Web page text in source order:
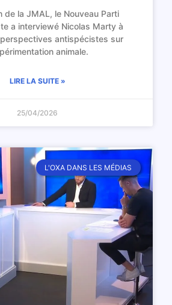
de la JMAL, le Nouveau Parti
a interviewé Nicolas Marty à
antispécistes sur
animale.
LIRE LA SUITE »
25/04/2026
L'OXA DANS LES MÉDIAS